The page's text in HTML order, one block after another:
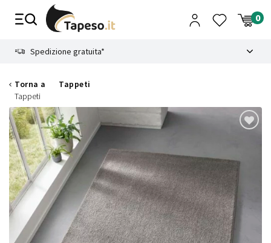
Spedizione gratuita*
Torna a
Tappeti
Tappeti